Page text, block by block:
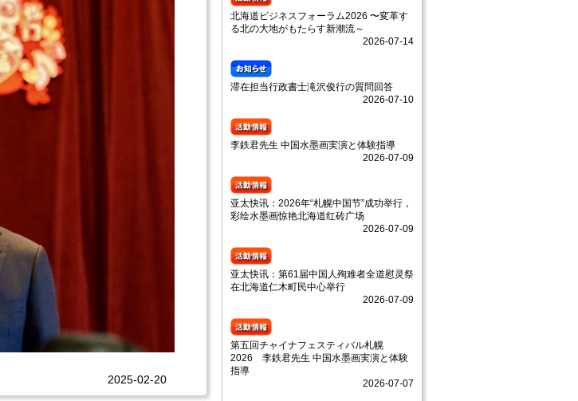
2025-02-20
北海道ビジネスフォーラム2026 〜変革す
る北の大地がもたらす新潮流～
2026-07-14
滞在担当行政書士滝沢俊行の質問回答
2026-07-10
李鉄君先生 中国水墨画実演と体験指導
2026-07-09
亚太快讯：2026年“札幌中国节”成功举行，
彩绘水墨画惊艳北海道红砖广场
2026-07-09
亚太快讯：第61届中国人殉难者全道慰灵祭
在北海道仁木町民中心举行
2026-07-09
第五回チャイナフェスティバル札幌
2026 李鉄君先生 中国水墨画実演と体験
指導
2026-07-07